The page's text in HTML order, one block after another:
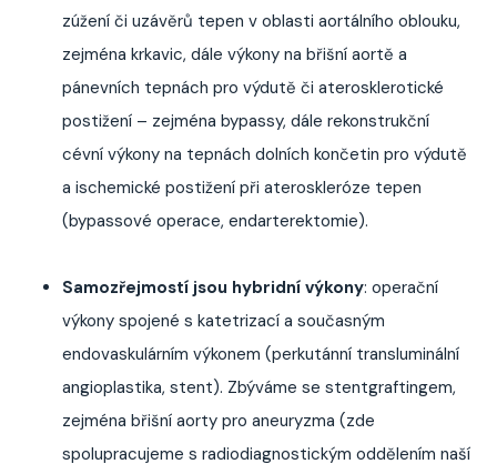
zúžení či uzávěrů tepen v oblasti aortálního oblouku,
zejména krkavic, dále výkony na břišní aortě a
pánevních tepnách pro výdutě či aterosklerotické
postižení – zejména bypassy, dále rekonstrukční
cévní výkony na tepnách dolních končetin pro výdutě
a ischemické postižení při ateroskleróze tepen
(bypassové operace, endarterektomie).
Samozřejmostí jsou hybridní výkony: operační
výkony spojené s katetrizací a současným
endovaskulárním výkonem (perkutánní transluminální
angioplastika, stent). Zbýváme se stentgraftingem,
zejména břišní aorty pro aneuryzma (zde
spolupracujeme s radiodiagnostickým oddělením naší